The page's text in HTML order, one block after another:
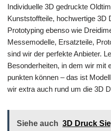
Individuelle 3D gedruckte
Kunststoffteile, hochwertige 3D
Prototyping ebenso wie
Messemodelle, Ersatzteile,
sind wir der perfekte Anbieter.
Besonderheiten, in dem wir mit
punkten können – das ist
wir extra auch rund um die 3D
Siehe auch 3D Druck